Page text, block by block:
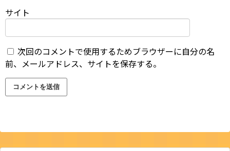
サイト
次回のコメントで使用するためブラウザーに自分の名
前、メールアドレス、サイトを保存する。